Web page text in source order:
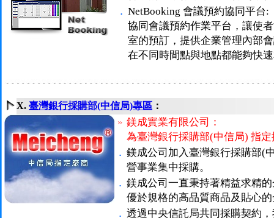
． NetBooking 會議預約協同平台:
協同會議預約作業平台，讓使
室的預訂，提供企業管理內部
在不同時間點與地點都能夠快
X. 臺灣銀行採購部(中信局)專區 ：
» 鎂成實業有限公司：
為臺灣銀行採購部(中信局) 指
． 鎂成公司加入臺灣銀行採購部(
營事業集中採購。
． 鎂成公司一直秉持著精益求精
優於規格的高品質商品及貼心
． 透過中央信託局共同採購契約